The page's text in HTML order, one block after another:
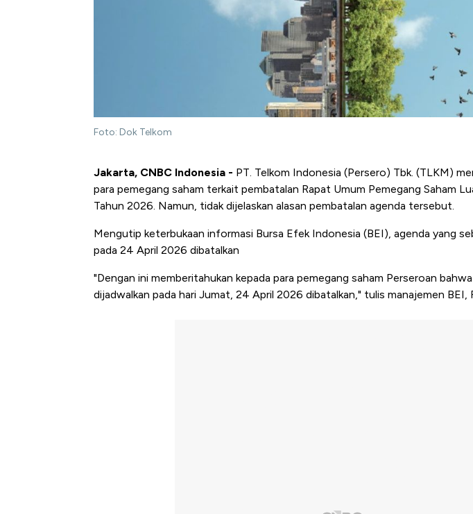
Foto: Dok Telkom
Jakarta, CNBC Indonesia - PT. Telkom Indonesia (Persero) Tbk. (TLKM)
para pemegang saham terkait pembatalan Rapat Umum Pemegang Saham
Tahun 2026. Namun, tidak dijelaskan alasan pembatalan agenda tersebut.
Mengutip keterbukaan informasi Bursa Efek Indonesia (BEI), agenda yang
pada 24 April 2026 dibatalkan
"Dengan ini memberitahukan kepada para pemegang saham Perseroan
dijadwalkan pada hari Jumat, 24 April 2026 dibatalkan," tulis manajemen